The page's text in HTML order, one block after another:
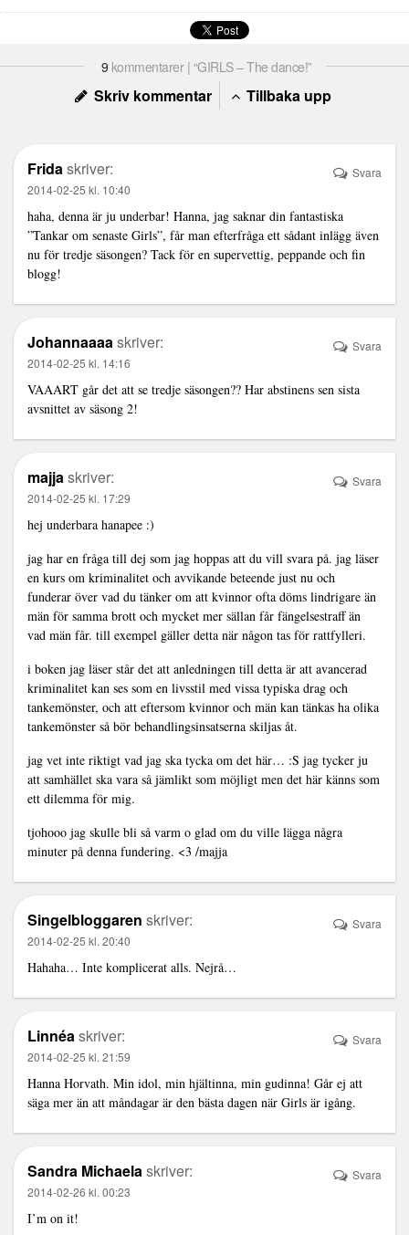
9 kommentarer | “GIRLS – The dance!”
Skriv kommentar Tillbaka upp
Fridaskriver:
2014-02-25 kl. 10:40
haha, denna är ju underbar! Hanna, jag saknar din fantastiska
”Tankar om senaste Girls”, får man efterfråga ett sådant inlägg även
nu för tredje säsongen? Tack för en supervettig, peppande och fin
blogg!
Svara
Johannaaaaskriver:
2014-02-25 kl. 14:16
VAAART går det att se tredje säsongen?? Har abstinens sen sista
avsnittet av säsong 2!
Svara
majjaskriver:
2014-02-25 kl. 17:29
hej underbara hanapee :)
jag har en fråga till dej som jag hoppas att du vill svara på. jag läser
en kurs om kriminalitet och avvikande beteende just nu och
funderar över vad du tänker om att kvinnor ofta döms lindrigare än
män för samma brott och mycket mer sällan får fängelsestraff än
vad män får. till exempel gäller detta när någon tas för rattfylleri.
i boken jag läser står det att anledningen till detta är att avancerad
kriminalitet kan ses som en livsstil med vissa typiska drag och
tankemönster, och att eftersom kvinnor och män kan tänkas ha olika
tankemönster så bör behandlingsinsatserna skiljas åt.
jag vet inte riktigt vad jag ska tycka om det här… :S jag tycker ju
att samhället ska vara så jämlikt som möjligt men det här känns som
ett dilemma för mig.
tjohooo jag skulle bli så varm o glad om du ville lägga några
minuter på denna fundering. <3 /majja
Svara
Singelbloggaren skriver:
2014-02-25 kl. 20:40
Hahaha… Inte komplicerat alls. Nejrå…
Svara
Linnéaskriver:
2014-02-25 kl. 21:59
Hanna Horvath. Min idol, min hjältinna, min gudinna! Går ej att
säga mer än att måndagar är den bästa dagen när Girls är igång.
Svara
Sandra Michaelaskriver:
2014-02-26 kl. 00:23
I’m on it!
Svara